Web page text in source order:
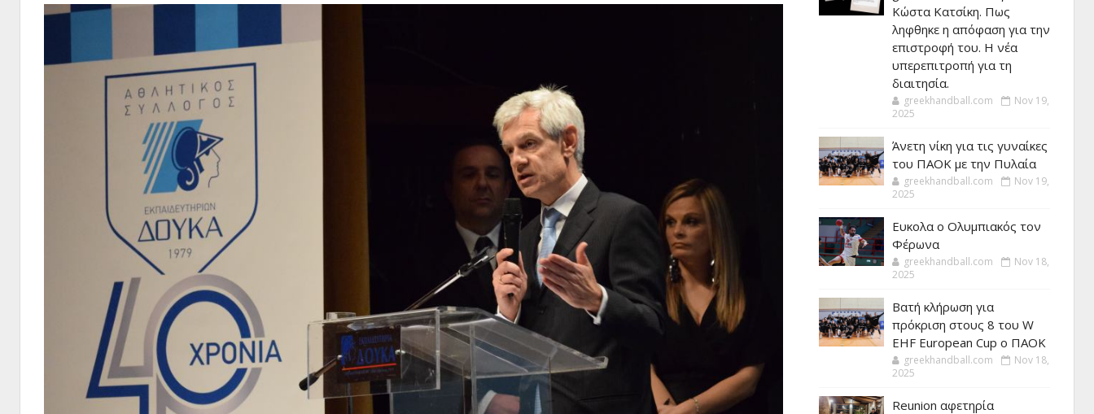
Κώστα Κατσίκη. Πως
ληφθηκε η απόφαση για την
επιστροφή του. Η νέα
υπερεπιτροπή για τη
διαιτησία.
greekhandball.com
Nov 19,
2025
Άνετη νίκη για τις γυναίκες
του ΠΑΟΚ με την Πυλαία
greekhandball.com
Nov 19,
2025
Ευκολα ο Ολυμπιακός τον
Φέρωνα
greekhandball.com
Nov 18,
2025
Βατή κλήρωση για
πρόκριση στους 8 του W
EHF European Cup ο ΠΑΟΚ
greekhandball.com
Nov 18,
2025
Reunion αφετηρία